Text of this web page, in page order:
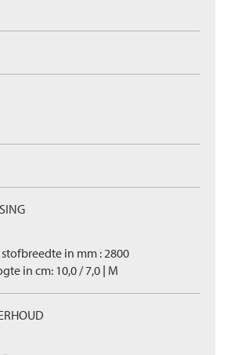
in mm : 2800
in cm: 10,0 / 7,0 | M